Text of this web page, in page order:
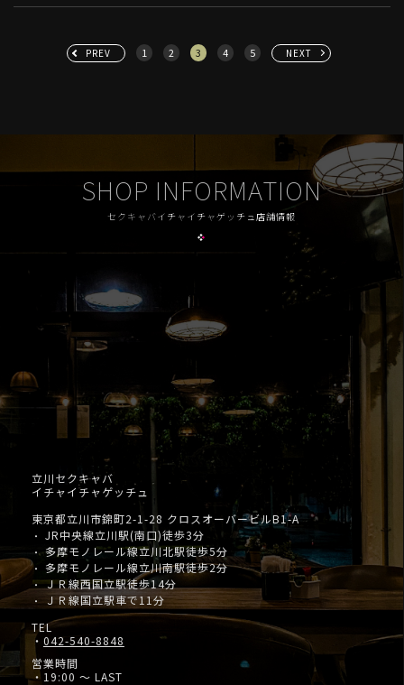
PREV 1 2 3 4 5 NEXT
SHOP INFORMATION
セクキャバイチャイチャゲッチュ店舗情報
立川セクキャバ
イチャイチャゲッチュ
東京都立川市錦町2-1-28 クロスオーバービルB1-A
・ JR中央線立川駅(南口)徒歩3分
・多摩モノレール線立川北駅徒歩5分
・ 多摩モノレール線立川南駅徒歩2分
・ＪＲ線西国立駅徒歩14分
・
ＪＲ線国立駅車で11分
TEL
・ 042-540-8848
営業時間
・19:00 ～ LAST